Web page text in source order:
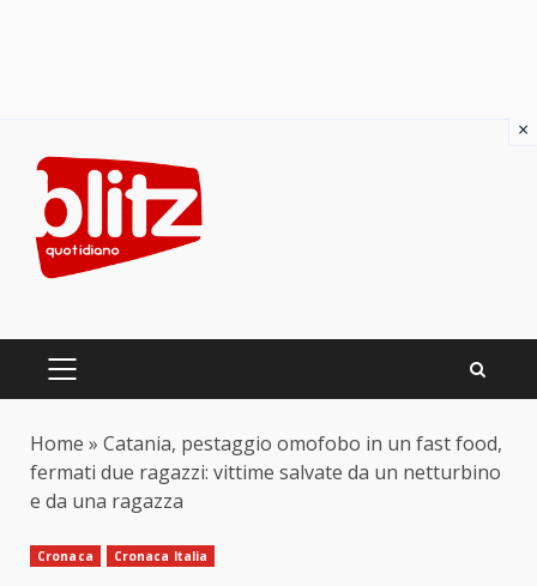
content
PRIMARY
Home » Catania, pestaggio omofobo in un fast food,
fermati due ragazzi: vittime salvate da un netturbino
e da una ragazza
Cronaca Cronaca Italia
×